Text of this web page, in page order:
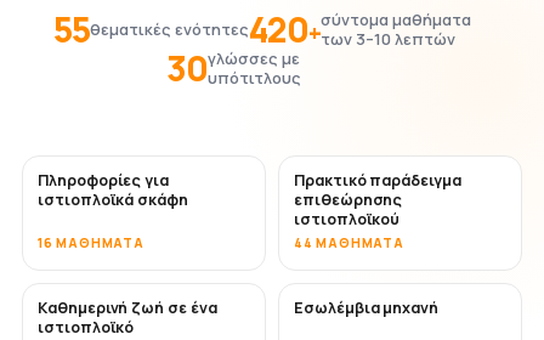
55θεματικές ενότητες420+σύντομα μαθήματα
των 3–10 λεπτών
30γλώσσες με
υπότιτλους
Πληροφορίες για
ιστιοπλοϊκά σκάφη
16 ΜΑΘΉΜΑΤΑ
Πρακτικό παράδειγμα
επιθεώρησης
ιστιοπλοϊκού
44 ΜΑΘΉΜΑΤΑ
Καθημερινή ζωή σε ένα
ιστιοπλοϊκό
Εσωλέμβια μηχανή